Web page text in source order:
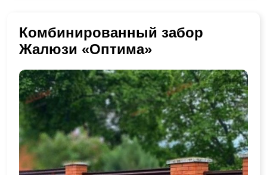
Комбинированный забор
Жалюзи «Оптима»